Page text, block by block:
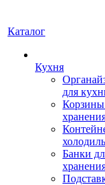
Каталог
Кухня
для
Корзины
Банки